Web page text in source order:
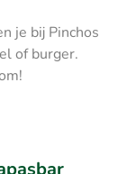
je bij Pinchos
of burger.